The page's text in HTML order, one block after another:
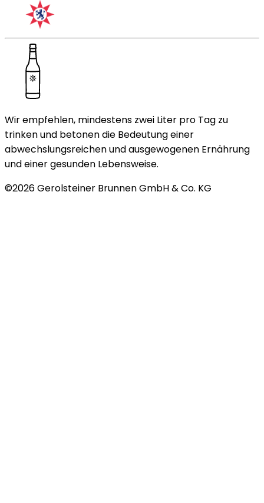
Wir empfehlen, mindestens zwei Liter pro Tag zu
trinken und betonen die Bedeutung einer
abwechslungsreichen und ausgewogenen Ernährung
und einer gesunden Lebensweise.
©2026Gerolsteiner Brunnen GmbH & Co. KG